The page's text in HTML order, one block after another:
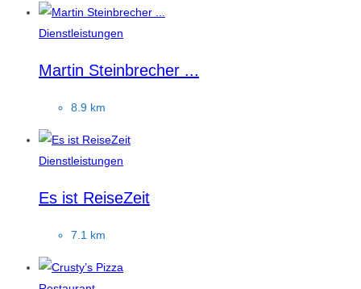
Dienstleistungen
Martin Steinbrecher ...
8.9 km
Dienstleistungen
Es ist ReiseZeit
7.1 km